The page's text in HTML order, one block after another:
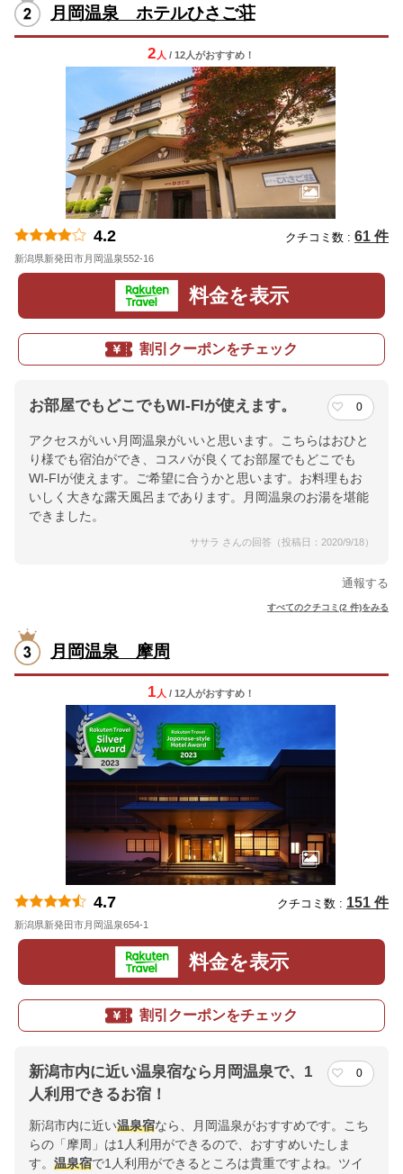
月岡温泉 ホテルひさご荘
2 人 / 12人がおすすめ！
4.2 クチコミ数 : 61 件
新潟県新発田市月岡温泉552-16
料金を表示
割引クーポンをチェック
お部屋でもどこでもWI-FIが使えます。 0
アクセスがいい月岡温泉がいいと思います。こちらはおひと
り様でも宿泊ができ、コスパが良くてお部屋でもどこでも
WI-FIが使えます。ご希望に合うかと思います。お料理もお
いしく大きな露天風呂まであります。月岡温泉のお湯を堪能
できました。
ササラ さんの回答（投稿日：2020/9/18）
通報する
すべてのクチコミ(2 件)をみる
月岡温泉 摩周
1 人 / 12人がおすすめ！
4.7 クチコミ数 : 151 件
新潟県新発田市月岡温泉654-1
料金を表示
割引クーポンをチェック
新潟市内に近い温泉宿なら月岡温泉で、1
人利用できるお宿！
0
新潟市内に近い温泉宿なら、月岡温泉がおすすめです。こち
らの「摩周」は1人利用ができるので、おすすめいたしま
す。 温泉宿で1人利用ができるところは貴重ですよね。ツイ